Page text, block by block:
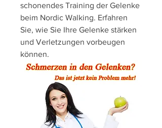
schonendes Training der Gelenke
beim Nordic Walking. Erfahren
Sie, wie Sie Ihre Gelenke stärken
und Verletzungen vorbeugen
können.